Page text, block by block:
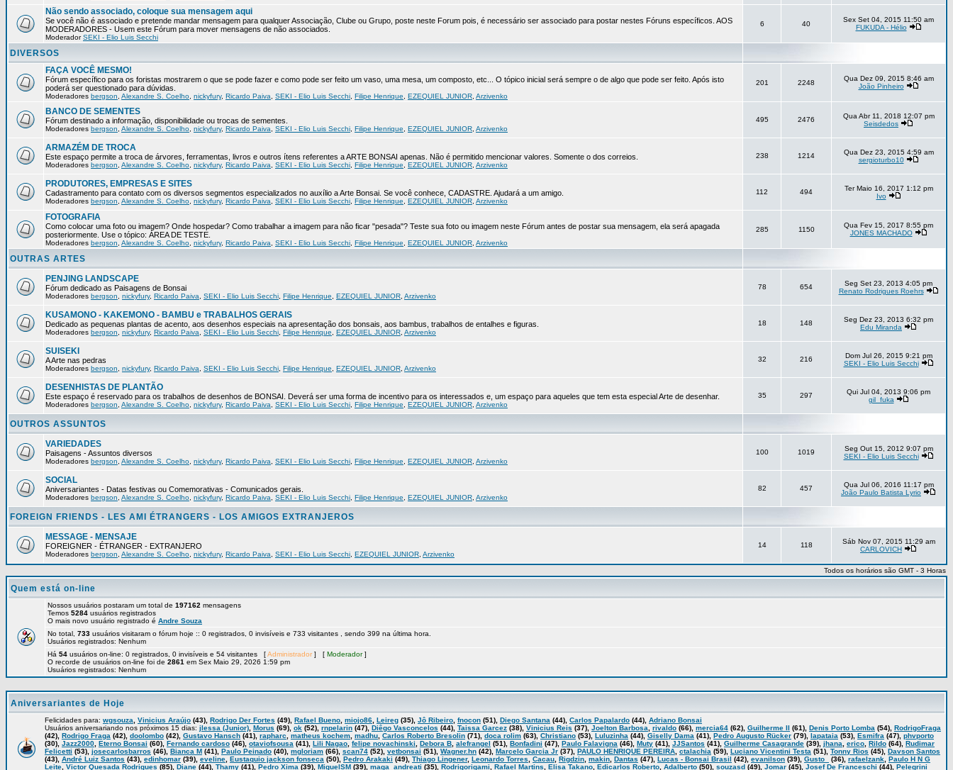
Não sendo associado, coloque sua mensagem aqui
Se você não é associado e pretende mandar mensagem para qualquer Associação, Clube ou Grupo, poste neste Forum pois, é necessário ser associado para postar nestes Fóruns específicos. AOS
MODERADORES - Usem este Fórum para mover mensagens de não associados.
ModeradorSEKI - Elio Luis Secchi
6 40
Sex Set 04, 2015 11:50 am
FUKUDA - Hélio
DIVERSOS
FAÇA VOCÊ MESMO!
Fórum específico para os foristas mostrarem o que se pode fazer e como pode ser feito um vaso, uma mesa, um composto, etc... O tópico inicial será sempre o de algo que pode ser feito. Após isto
poderá ser questionado para dúvidas.
Moderadores bergson Alexandre S. Coelho nickyfury, Ricardo Paiva SEKI - Elio Luis Secchi Filipe Henrique EZEQUIEL JUNIOR Arzivenko
201 2248
Qua Dez 09, 2015 8:46 am
João Pinheiro
BANCO DE SEMENTES
Fórum destinado a informação, disponibilidade ou trocas de sementes.
Moderadores bergson Alexandre S. Coelho nickyfury, Ricardo Paiva SEKI - Elio Luis Secchi Filipe Henrique EZEQUIEL JUNIOR Arzivenko
495 2476
Qua Abr 11, 2018 12:07 pm
Seisdedos
ARMAZÉM DE TROCA
Este espaço permite a troca de árvores, ferramentas, livros e outros ítens referentes a ARTE BONSAI apenas. Não é permitido mencionar valores. Somente o dos correios.
Moderadores bergson Alexandre S. Coelho nickyfury, Ricardo Paiva SEKI - Elio Luis Secchi Filipe Henrique EZEQUIEL JUNIOR Arzivenko
238 1214
Qua Dez 23, 2015 4:59 am
sergioturbo10
PRODUTORES, EMPRESAS E SITES
Cadastramento para contato com os diversos segmentos especializados no auxílio a Arte Bonsai. Se você conhece, CADASTRE. Ajudará a um amigo.
Moderadores bergson Alexandre S. Coelho nickyfury, Ricardo Paiva SEKI - Elio Luis Secchi Filipe Henrique EZEQUIEL JUNIOR Arzivenko
112 494
Ter Maio 16, 2017 1:12 pm
Ivo
FOTOGRAFIA
Como colocar uma foto ou imagem? Onde hospedar? Como trabalhar a imagem para não ficar "pesada"? Teste sua foto ou imagem neste Fórum antes de postar sua mensagem, ela será apagada
posteriormente. Use o tópico: ÁREA DE TESTE.
Moderadores bergson Alexandre S. Coelho nickyfury, Ricardo Paiva SEKI - Elio Luis Secchi Filipe Henrique EZEQUIEL JUNIOR Arzivenko
285 1150
Qua Fev 15, 2017 8:55 pm
JONES MACHADO
OUTRAS ARTES
PENJING LANDSCAPE
Fórum dedicado as Paisagens de Bonsai
Moderadores bergson nickyfury, Ricardo Paiva SEKI - Elio Luis Secchi Filipe Henrique EZEQUIEL JUNIOR Arzivenko
78 654
Seg Set 23, 2013 4:05 pm
Renato Rodrigues Roehrs
KUSAMONO - KAKEMONO - BAMBU e TRABALHOS GERAIS
Dedicado as pequenas plantas de acento, aos desenhos especiais na apresentação dos bonsais, aos bambus, trabalhos de entalhes e figuras.
Moderadores bergson nickyfury, Ricardo Paiva SEKI - Elio Luis Secchi Filipe Henrique EZEQUIEL JUNIOR Arzivenko
18 148
Seg Dez 23, 2013 6:32 pm
Edu Miranda
SUISEKI
A Arte nas pedras
Moderadores bergson nickyfury, Ricardo Paiva SEKI - Elio Luis Secchi Filipe Henrique EZEQUIEL JUNIOR Arzivenko
32 216
Dom Jul 26, 2015 9:21 pm
SEKI - Elio Luis Secchi
DESENHISTAS DE PLANTÃO
Este espaço é reservado para os trabalhos de desenhos de BONSAI. Deverá ser uma forma de incentivo para os interessados e, um espaço para aqueles que tem esta especial Arte de desenhar.
Moderadores bergson Alexandre S. Coelho nickyfury, Ricardo Paiva SEKI - Elio Luis Secchi Filipe Henrique EZEQUIEL JUNIOR Arzivenko
35 297
Qui Jul 04, 2013 9:06 pm
gil_fuka
OUTROS ASSUNTOS
VARIEDADES
Paisagens - Assuntos diversos
Moderadores bergson Alexandre S. Coelho nickyfury, Ricardo Paiva SEKI - Elio Luis Secchi Filipe Henrique EZEQUIEL JUNIOR Arzivenko
100 1019
Seg Out 15, 2012 9:07 pm
SEKI - Elio Luis Secchi
SOCIAL
Aniversariantes - Datas festivas ou Comemorativas - Comunicados gerais.
Moderadores bergson Alexandre S. Coelho nickyfury, Ricardo Paiva SEKI - Elio Luis Secchi Filipe Henrique EZEQUIEL JUNIOR Arzivenko
82 457
Qua Jul 06, 2016 11:17 pm
João Paulo Batista Lyrio
FOREIGN FRIENDS - LES AMI ÉTRANGERS - LOS AMIGOS EXTRANJEROS
MESSAGE - MENSAJE
FOREIGNER - ÉTRANGER - EXTRANJERO
Moderadores bergson Alexandre S. Coelho nickyfury, Ricardo Paiva SEKI - Elio Luis Secchi EZEQUIEL JUNIOR Arzivenko
14 118
Sáb Nov 07, 2015 11:29 am
CARLOVICH
Todos os horários são GMT - 3 Horas
Quem está on-line
Nossos usuários postaram um total de 197162 mensagens
Temos 5284 usuários registrados
O mais novo usuário registrado é Andre Souza
No total, 733 usuários visitaram o fórum hoje :: 0 registrados, 0 invisíveis e 733 visitantes , sendo 399 na última hora.
Usuários registrados: Nenhum
Há 54 usuários on-line: 0 registrados, 0 invisíveis e 54 visitantes [Administrador ] [ Moderador]
O recorde de usuários on-line foi de 2861 em Sex Maio 29, 2026 1:59 pm
Usuários registrados: Nenhum
Aniversariantes de Hoje
Felicidades para: wgsouza Vinicius Araújo (43), Rodrigo Der Fortes (49), Rafael Bueno miojo86 Leireg (35), Jô Ribeiro fnocon (51), Diego Santana (44), Carlos Papalardo (44), Adriano Bonsai
Usuários aniversariando nos próximos 15 dias: jlessa (Junior) Morus (69), ok (52), rnpelarin (47), Diêgo Vasconcelos (44), Taissa Garcez (38), Vinicius Reis (37), Joelton Barbosa rivaldo (66), mercia64 (62), Guilherme II (61), Denis Porto Lomba (54), RodrigoFraga
(42), Rodrigo Fraga (42), doolombo (42), Gustavo Hansch (41), rapharc matheus kochem madhu Carlos Roberto Bresolin (71), doca rolim (63), Christiano (53), Luluzinha (44), Giselly Dama (41), Pedro Augusto Rücker (79), lapataia (53), Esmifra (47), phvporto
(30), Jazz2000 Eterno Bonsai (60), Fernando cardoso (46), otaviofsousa (41), Lili Nagao felipe novachinski Debora B alefrangel (51), Bonfadini (47), Paulo Falavigna (46), Muty (41), JJSantos (41), Guilherme Casagrande (39), jhana erico Rildo (64), Rudimar
Felicetti (53), josecarlosbarros (46), Bianca M (41), Paulo Peinado (40), mgloriam (66), scan74 (52), vetbonsai (51), Wagner.hn (42), Marcelo Garcia Jr (37), PAULO HENRIQUE PEREIRA ctalachia (59), Luciano Vicentini Testa (51), Tonny Rios (45), Davson Santos
(43), André Luiz Santos (43), edinhomar (39), eveline Eustaquio jackson fonseca (50), Pedro Arakaki (49), Thiago Lingener, Leonardo Torres Cacau Rigdzin makin Dantas (47), Lucas - Bonsai Brasil (42), evanilson (39), Gusto_ (36), rafaelzank Paulo H N G
Leite Victor Quesada Rodrigues (85), Diane (44), Thamy (41), Pedro Xima (39), MiguelSM (39), maga_andreati (35), Rodrigorigami Rafael Martins Elisa Takano Edicarlos Roberto Adalberto (50), souzasd (49), Jomar (45), Josef De Franceschi (44), Pelegrini